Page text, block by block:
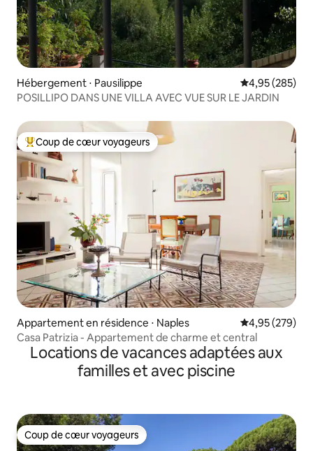
Hébergement ⋅ Pausilippe Évaluation
4,95 (285)
POSILLIPO DANS UNE VILLA AVEC VUE SUR LE JARDIN
Coups de cœur voyageurs les plus appréciés
Coup de cœur voyageurs
Appartement en résidence ⋅ Naples Évaluation
4,95 (279)
Casa Patrizia - Appartement de charme et central
Locations de vacances adaptées aux
familles et avec piscine
Coup de cœur voyageurs
Coup de cœur voyageurs